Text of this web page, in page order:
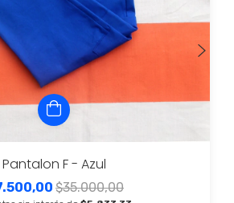
Pantalon F - Azul
$35.000,00